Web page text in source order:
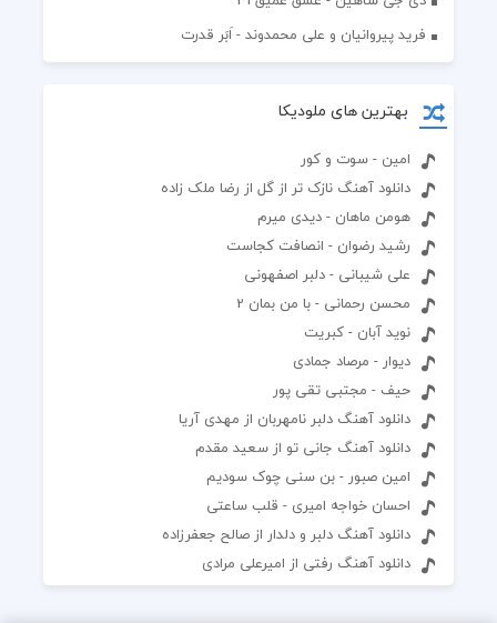
فرید پیروانیان و علی محمدوند - اَبَر قدرت
بهترین های ملودیکا
امین - سوت و کور
دانلود آهنگ نازک تر از گل از رضا ملک زاده
هومن ماهان - دیدی میرم
رشید رضوان - انصافت کجاست
علی شیبانی - دلبر اصفهونی
محسن رحمانی - با من بمان 2
نوید آبان - کبریت
دیوار - مرصاد جمادی
حیف - مجتبی تقی پور
دانلود آهنگ دلبر نامهربان از مهدی آریا
دانلود آهنگ جانی تو از سعید مقدم
امین صبور - بن سنی چوک سودیم
احسان خواجه امیری - قلب ساعتی
دانلود آهنگ دلبر و دلدار از صالح جعفرزاده
دانلود آهنگ رفتی از امیرعلی مرادی